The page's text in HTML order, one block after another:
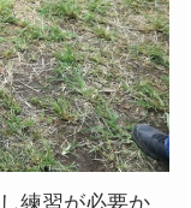
練習が必要か